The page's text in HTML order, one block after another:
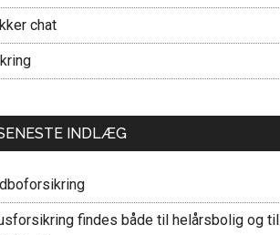
chat
INDLÆG
findes både til helårsbolig og til